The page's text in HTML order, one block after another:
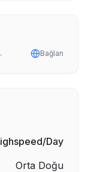
Bağlan
Day
Orta Doğu